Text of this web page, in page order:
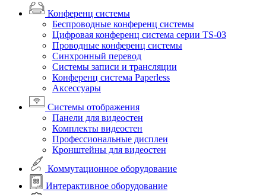
Конференц системы
Беспроводные конференц системы
Цифровая конференц система серии TS-03
Проводные конференц системы
Синхронный перевод
Системы записи и трансляции
Конференц система Paperless
Аксессуары
Системы отображения
Панели для видеостен
Комплекты видеостен
Профессиональные дисплеи
Кронштейны для видеостен
Коммутационное оборудование
Интерактивное оборудование